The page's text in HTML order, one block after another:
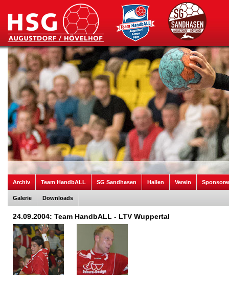
Archiv Team HandbALL SG Sandhasen Hallen Verein
Galerie Downloads
24.09.2004: Team HandbALL - LTV Wuppertal